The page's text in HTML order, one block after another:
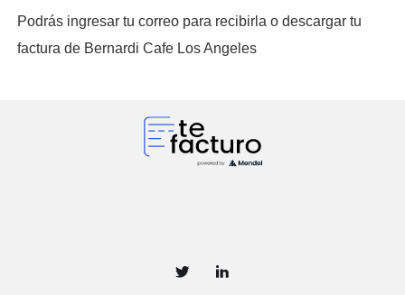
Podrás ingresar tu correo para recibirla o descargar tu
factura de Bernardi Cafe Los Angeles